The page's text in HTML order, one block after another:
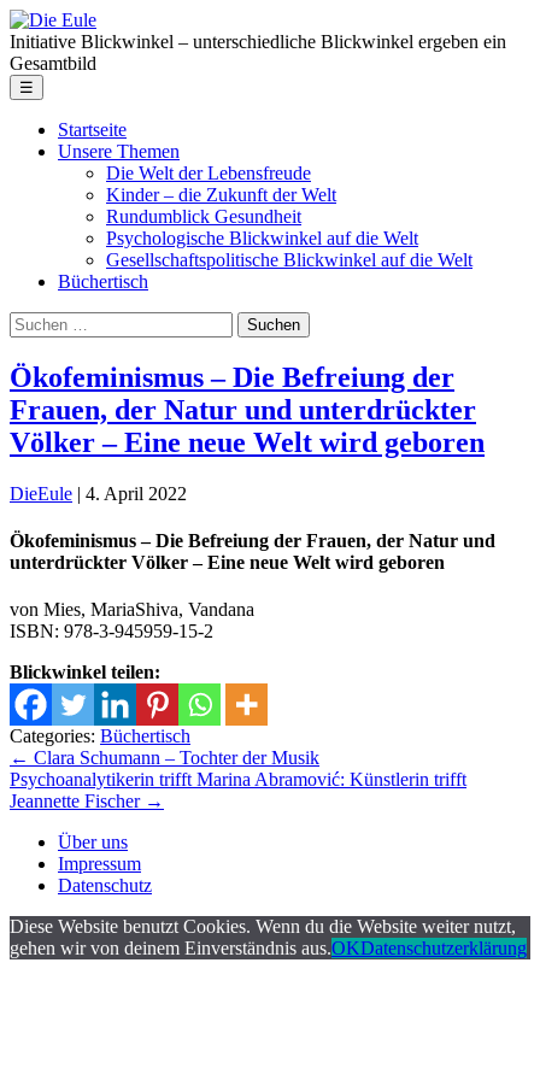
Skip
to
the
content
Die
Eule
Initiative Blickwinkel – unterschiedliche Blickwinkel ergeben ein
Gesamtbild
☰
Startseite
Unsere Themen
Die Welt der Lebensfreude
Kinder – die Zukunft der Welt
Rundumblick Gesundheit
Psychologische Blickwinkel auf die Welt
Gesellschaftspolitische Blickwinkel auf die Welt
Büchertisch
Suche
nach:
Ökofeminismus – Die Befreiung der
Frauen, der Natur und unterdrückter
Völker – Eine neue Welt wird geboren
DieEule | 4. April 2022
Ökofeminismus – Die Befreiung der Frauen, der Natur und
unterdrückter Völker – Eine neue Welt wird geboren
von Mies, MariaShiva, Vandana
ISBN: 978-3-945959-15-2
Blickwinkel teilen:
Categories: Büchertisch
Beitrags-
Navigation
← Clara Schumann – Tochter der Musik
Psychoanalytikerin trifft Marina Abramović: Künstlerin trifft
Jeannette Fischer →
Über uns
Impressum
Datenschutz
Diese Website benutzt Cookies. Wenn du die Website weiter nutzt,
gehen wir von deinem Einverständnis aus.OKDatenschutzerklärung